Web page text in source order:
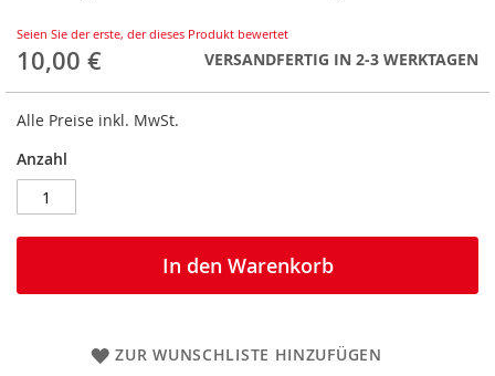
Seien Sie der erste, der dieses Produkt bewertet
10,00 € VERSANDFERTIG IN 2-3 WERKTAGEN
Alle Preise inkl. MwSt.
Anzahl
In den Warenkorb
ZUR WUNSCHLISTE HINZUFÜGEN